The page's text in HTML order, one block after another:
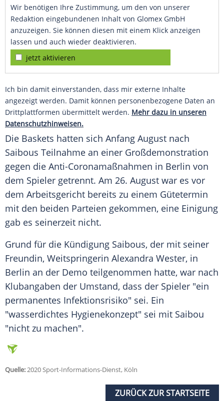
Wir benötigen Ihre Zustimmung, um den von unserer
Redaktion eingebundenen Inhalt von Glomex GmbH
anzuzeigen. Sie können diesen mit einem Klick anzeigen
lassen und auch wieder deaktivieren.
jetzt aktivieren
Ich bin damit einverstanden, dass mir externe Inhalte
angezeigt werden. Damit können personenbezogene Daten an
Drittplattformen übermittelt werden. Mehr dazu in unseren
Datenschutzhinweisen.
Die Baskets hatten sich Anfang August nach
Saibous Teilnahme an einer Großdemonstration
gegen die Anti-Coronamaßnahmen in Berlin von
dem Spieler getrennt. Am 26. August war es vor
dem Arbeitsgericht bereits zu einem Gütetermin
mit den beiden Parteien gekommen, eine Einigung
gab es seinerzeit nicht.
Grund für die Kündigung Saibous, der mit seiner
Freundin, Weitspringerin Alexandra Wester, in
Berlin an der Demo teilgenommen hatte, war nach
Klubangaben der Umstand, dass der Spieler "ein
permanentes Infektionsrisiko" sei. Ein
"wasserdichtes Hygienekonzept" sei mit Saibou
"nicht zu machen".
Quelle:2020 Sport-Informations-Dienst, Köln
ZURÜCK ZUR STARTSEITE